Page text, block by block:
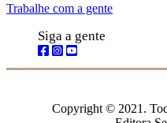
Trabalhe com a gente
Siga a gente
Copyright © 2021.